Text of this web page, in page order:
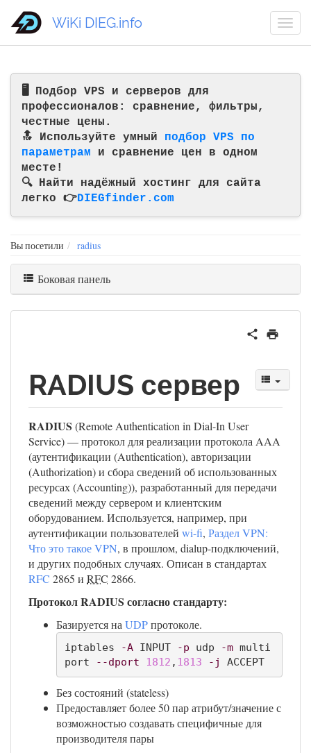
🖥️ Подбор VPS и серверов для
профессионалов: сравнение, фильтры,
честные цены.
🔝 Используйте умный подбор VPS по
параметрам и сравнение цен в одном
месте!
🔍 Найти надёжный хостинг для сайта
легко 👉DIEGfinder.com
WiKi DIEG.info
Вы посетили radius
Боковая панель
RADIUS сервер
RADIUS (Remote Authentication in Dial-In User
Service) — протокол для реализации протокола AAA
(аутентификации (Authentication), авторизации
(Authorization) и сбора сведений об использованных
ресурсах (Accounting)), разработанный для передачи
сведений между сервером и клиентским
оборудованием. Используется, например, при
аутентификации пользователей wi-fi, Раздел VPN:
Что это такое VPN, в прошлом, dialup-подключений,
и других подобных случаях. Описан в стандартах
RFC 2865 и RFC 2866.
Протокол RADIUS согласно стандарту:
Базируется на UDPпротоколе.
iptables -A INPUT -p udp -m multi
port
--dport 1812 , 1813 -j ACCEPT
Без состояний (stateless)
Предоставляет более 50 пар атрибут/значение с
возможностью создавать специфичные для
производителя пары